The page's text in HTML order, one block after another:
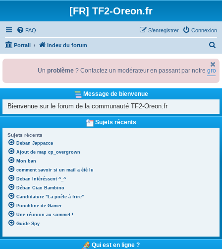
[FR] TF2-Oreon.fr
FAQ Connexion
S’enregistrer
Portail Index du forum
h
c
h
Unproblème? Contactez un modérateur en passant par notre
Message de bienvenue
Bienvenue sur le forum de la communauté TF2-Oreon.fr
Sujets récents
Sujets récents
Deban Jappacca
Ajout de map cp_overgrown
Mon ban
comment savoir si un mail a été lu
Deban Intéréssent ^_^
Déban Ciao Bambino
Candidature "La poêle à frire"
Punchline de Gamer
Une réunion au sommet !
Guide Spy
Qui est en ligne ?